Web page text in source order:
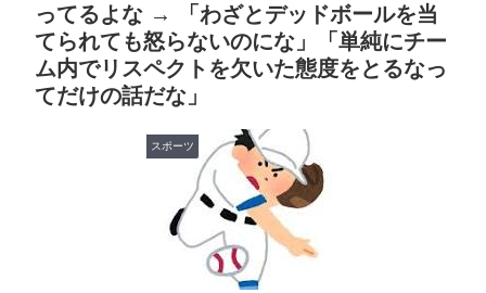
▶
海外「うちは同じ日に二人とも不機嫌になるのは禁止。
結婚四十年これでやってる」経験するまで信じてもらえ
ない結婚の話…？
海外「日本なんて行くんじゃなかった…」 日本を知っ
てしまったディズニー信者、帰国後『本家』に失望する
韓国人「SKハイニックスが10%台の暴落！外国人投資
家と機関が売り越しを仕掛けコスピが4%を超える大幅
ってるよな → 「わざとデッドボールを当
てられても怒らないのにな」「単純にチー
ム内でリスペクトを欠いた態度をとるなっ
てだけの話だな」
スポーツ